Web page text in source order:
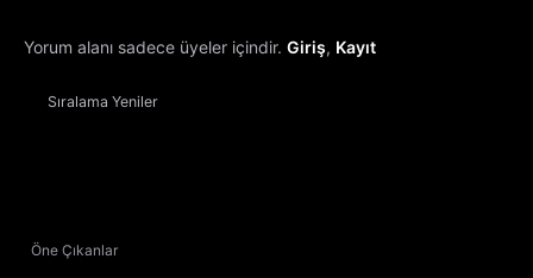
Yorum alanı sadece üyeler içindir. Giriş, Kayıt
Sıralama Yeniler
Öne Çıkanlar